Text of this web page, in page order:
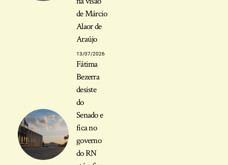
de Márcio
Alaor de
Araújo
13/07/2026
Fátima
Bezerra
desiste
do
Senado e
fica no
governo
do RN